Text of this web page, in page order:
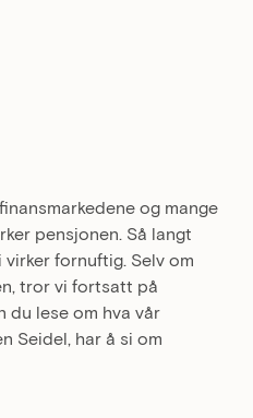
og mange
pensjonen. Så langt
fornuftig. Selv om
tror vi fortsatt på
du lese om hva vår
Seidel, har å si om